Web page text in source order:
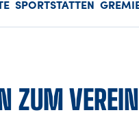
SPORTSTÄTTEN
ZUM VEREIN